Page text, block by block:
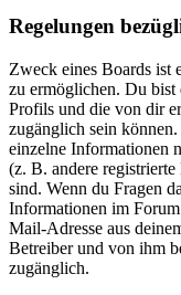
Regelungen
Zweck eines Boards ist
zu ermöglichen. Du bist
Profils und die von dir
zugänglich sein
einzelne Informationen
(z. B. andere
sind. Wenn du Fragen
Informationen im
Mail-Adresse aus
Betreiber und von ihm
zugänglich.